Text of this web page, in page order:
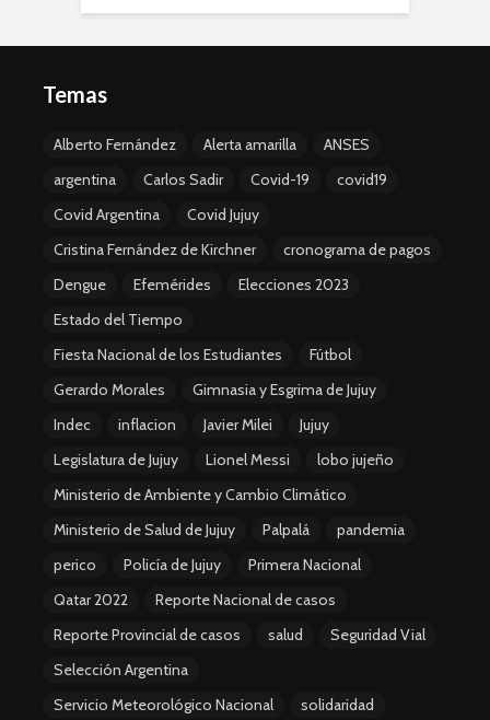
Temas
Alberto Fernández Alerta amarilla
ANSES
argentina
Carlos Sadir Covid-19
covid19
Covid Argentina
Covid Jujuy
Cristina Fernández de Kirchner
cronograma de pagos
Dengue
Efemérides
Elecciones 2023
Estado del Tiempo
Fiesta Nacional de los Estudiantes
Fútbol
Gerardo Morales
Gimnasia y Esgrima de Jujuy
Indec
inflacion Javier Milei
Jujuy
Legislatura de Jujuy
Lionel Messi
lobo jujeño
Ministerio de Ambiente y Cambio Climático
Ministerio de Salud de Jujuy
Palpalá
pandemia
perico
Policía de Jujuy
Primera Nacional
Qatar 2022
Reporte Nacional de casos
Reporte Provincial de casos
salud
Seguridad Vial
Selección Argentina
Servicio Meteorológico Nacional
solidaridad